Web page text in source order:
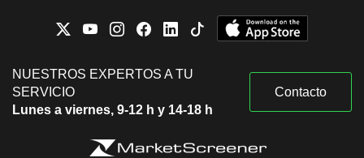
NUESTROS EXPERTOS A TU
SERVICIO
Lunes a viernes, 9-12 h y 14-18 h
Contacto